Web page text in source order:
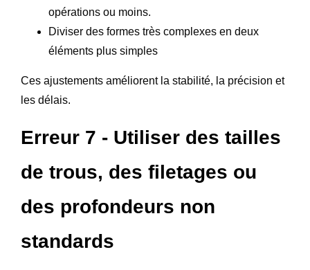
opérations ou moins.
Diviser des formes très complexes en deux
éléments plus simples
Ces ajustements améliorent la stabilité, la précision et
les délais.
Erreur 7 - Utiliser des tailles
de trous, des filetages ou
des profondeurs non
standards